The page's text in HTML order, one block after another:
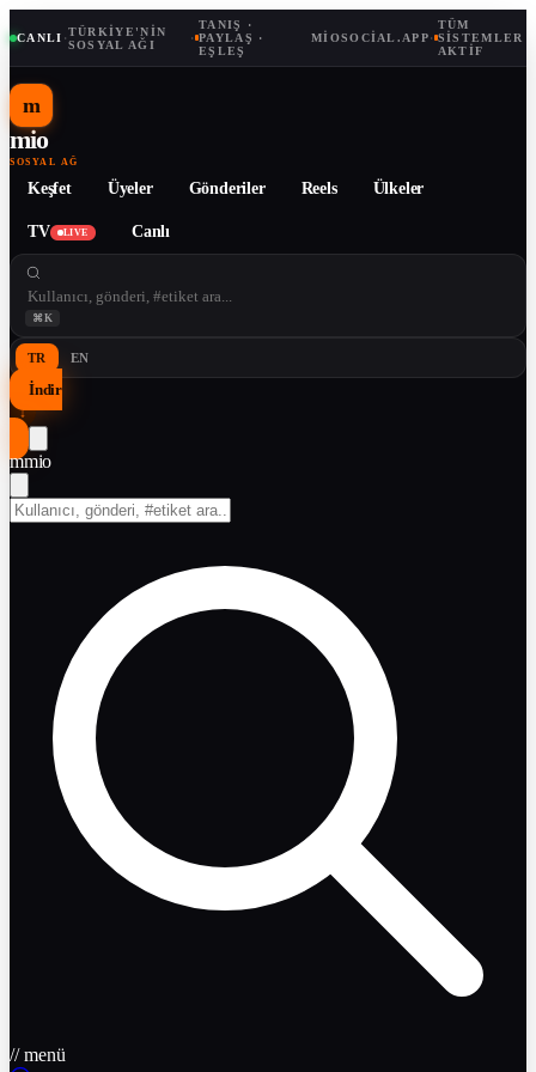
CANLI ·TÜRKIYE'NIN
SOSYAL AĞI
·
TANIŞ ·
PAYLAŞ ·
EŞLEŞ
MIOSOCIAL.APP·
TÜM
SISTEMLER
AKTIF
m
mio
SOSYAL AĞ
Keşfet Üyeler Gönderiler Reels Ülkeler
TV LIVE Canlı
⌘K
TR EN
İndir
↓
mmio
// menü